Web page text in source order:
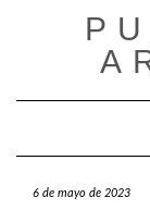
6 de mayo de 2023